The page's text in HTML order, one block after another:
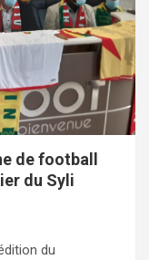
de football
du Syli
du